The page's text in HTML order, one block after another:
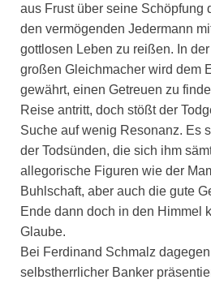
aus Frust über seine Schöpfung
den vermögenden Jedermann
gottlosen Leben zu reißen. In
großen Gleichmacher wird dem
gewährt, einen Getreuen zu
Reise antritt, doch stößt der
Suche auf wenig Resonanz. Es
der Todsünden, die sich ihm
allegorische Figuren wie der
Buhlschaft, aber auch die gute
Ende dann doch in den Himmel
Glaube.
Bei Ferdinand Schmalz
selbstherrlicher Banker